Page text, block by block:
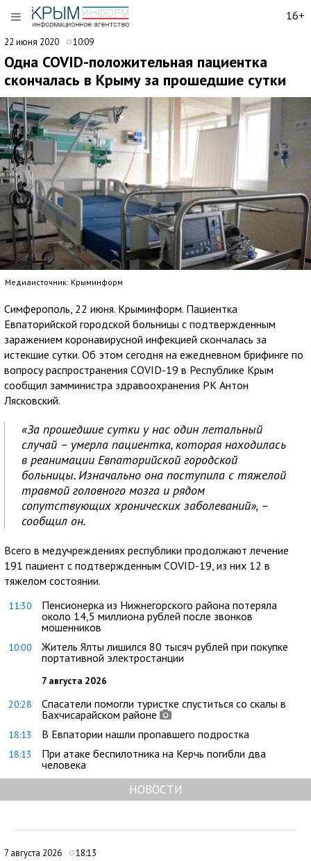
16+
22 июня 2020 10:09
Одна COVID-положительная пациентка
скончалась в Крыму за прошедшие сутки
Медиаисточник: Крыминформ
Симферополь, 22 июня. Крыминформ. Пациентка
Евпаторийской городской больницы с подтвержденным
заражением коронавирусной инфекцией скончалась за
истекшие сутки. Об этом сегодня на ежедневном брифинге по
вопросу распространения COVID-19 в Республике Крым
сообщил замминистра здравоохранения РК Антон
Лясковский.
«За прошедшие сутки у нас один летальный
случай – умерла пациентка, которая находилась
в реанимации Евпаторийской городской
больницы. Изначально она поступила с тяжелой
травмой головного мозга и рядом
сопутствующих хронических заболеваний», –
сообщил он.
Всего в медучреждениях республики продолжают лечение
191 пациент с подтвержденным COVID-19, из них 12 в
тяжелом состоянии.
11:30
Пенсионерка из Нижнегорского района потеряла
около 14,5 миллиона рублей после звонков
мошенников
10:00
Житель Ялты лишился 80 тысяч рублей при покупке
портативной электростанции
7 августа 2026
20:28
Спасатели помогли туристке спуститься со скалы в
Бахчисарайском районе
18:13 В Евпатории нашли пропавшего подростка
18:13
При атаке беспилотника на Керчь погибли два
человека
НОВОСТИ
7 августа 2026 18:13